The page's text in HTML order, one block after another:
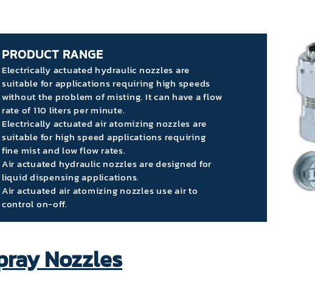
PRODUCT RANGE
Electrically actuated hydraulic nozzles are
suitable for applications requiring high speeds
without the problem of misting. It can have a flow
rate of 110 liters per minute.
Electrically actuated air atomizing nozzles are
suitable for high speed applications requiring
fine mist and low flow rates.
Air actuated hydraulic nozzles are designed for
liquid dispensing applications.
Air actuated air atomizing nozzles use air to
control on-off.
Nozzles